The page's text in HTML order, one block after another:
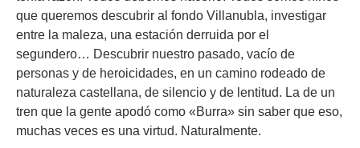
que queremos descubrir al fondo Villanubla, investigar
entre la maleza, una estación derruida por el
segundero… Descubrir nuestro pasado, vacío de
personas y de heroicidades, en un camino rodeado de
naturaleza castellana, de silencio y de lentitud. La de un
tren que la gente apodó como «Burra» sin saber que eso,
muchas veces es una virtud. Naturalmente.